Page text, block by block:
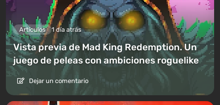
Artículos 1 día atrás
Vista previa de Mad King Redemption. Un
juego de peleas con ambiciones roguelike
Dejar un comentario